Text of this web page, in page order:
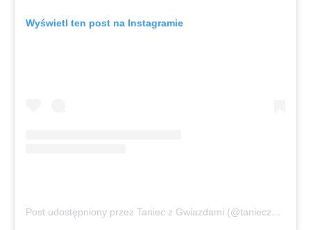
Wyświetl ten post na Instagramie
Post udostępniony przez Taniec z Gwiazdami (@tanieczgwiazdami)